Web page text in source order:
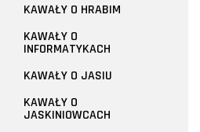
KAWAŁY O HRABIM
KAWAŁY O
INFORMATYKACH
KAWAŁY O JASIU
KAWAŁY O
JASKINIOWCACH